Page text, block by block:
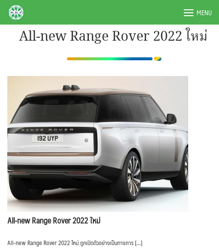
SkipBRPAUTO.COM MENU
All-new Range Rover 2022 ใหม่
All-new Range Rover 2022 ใหม่
All-new Range Rover 2022 ใหม่ ถูกเปิดตัวอย่างเป็นทางการ […]